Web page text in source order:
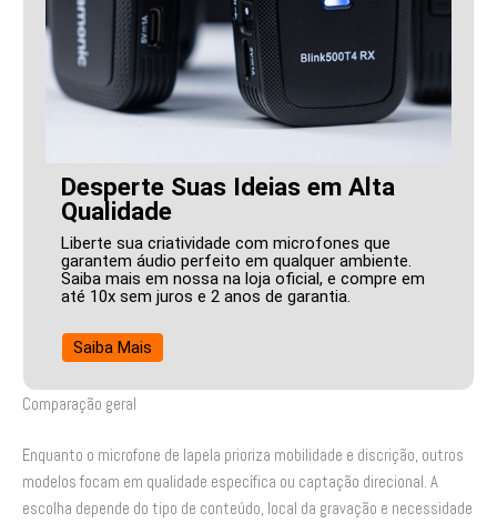
Desperte Suas Ideias em Alta
Qualidade
Liberte sua criatividade com microfones que
garantem áudio perfeito em qualquer ambiente.
Saiba mais em nossa na loja oficial, e compre em
até 10x sem juros e 2 anos de garantia.
Saiba Mais
Comparação geral
Enquanto o microfone de lapela prioriza mobilidade e discrição, outros
modelos focam em qualidade específica ou captação direcional. A
escolha depende do tipo de conteúdo, local da gravação e necessidade